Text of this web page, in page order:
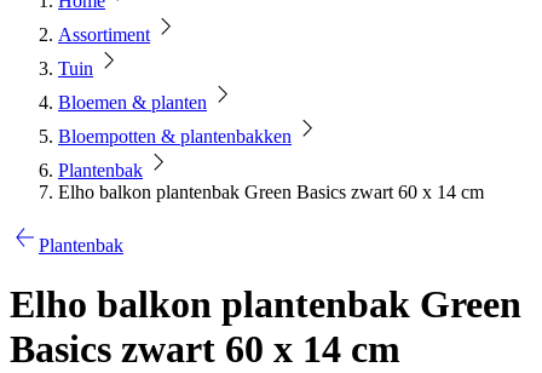
Assortiment
Tuin
Bloemen & planten
Bloempotten & plantenbakken
Plantenbak
Elho balkon plantenbak Green Basics zwart 60 x 14 cm
Plantenbak
Elho balkon plantenbak Green
Basics zwart 60 x 14 cm